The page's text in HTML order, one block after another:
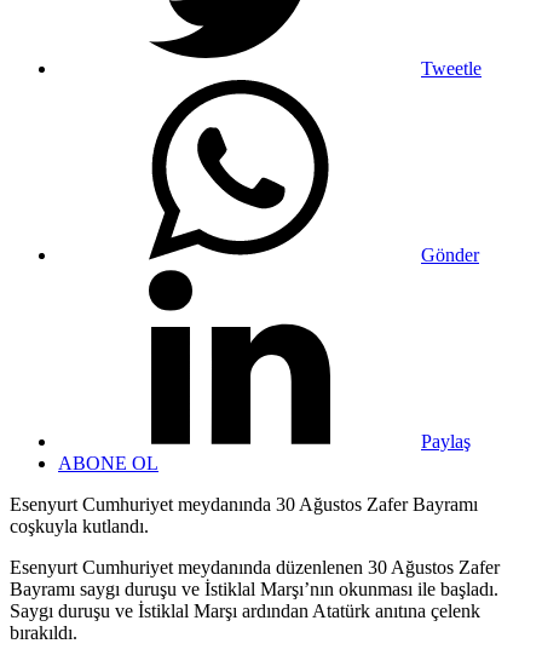
Tweetle
Gönder
Paylaş
ABONE OL
Esenyurt Cumhuriyet meydanında 30 Ağustos Zafer Bayramı
coşkuyla kutlandı.
Esenyurt Cumhuriyet meydanında düzenlenen 30 Ağustos Zafer
Bayramı saygı duruşu ve İstiklal Marşı’nın okunması ile başladı.
Saygı duruşu ve İstiklal Marşı ardından Atatürk anıtına çelenk
bırakıldı.